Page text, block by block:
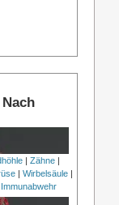
| Zähne|
Wirbelsäule
Immunabwehr